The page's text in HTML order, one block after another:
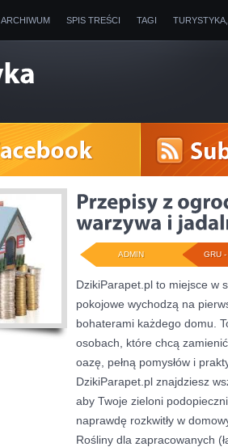
ARCHIWUM SPIS TREŚCI TAGI
GRU
ADMIN
DzikiParapet.pl to miejsce w
pokojowe wychodzą na
bohaterami każdego domu.
osobach, które chcą
oazę, pełną pomysłów i
DzikiParapet.pl znajdziesz
aby Twoje zieloni
naprawdę rozkwitły w
Rośliny dla zapracowanych